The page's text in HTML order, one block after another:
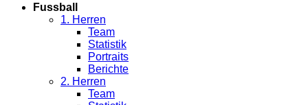
Fussball
1. Herren
Team
Statistik
Portraits
Berichte
2. Herren
Team